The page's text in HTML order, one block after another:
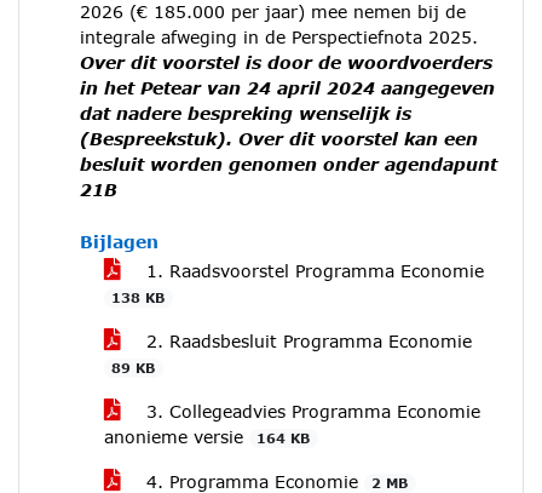
2026 (€ 185.000 per jaar) mee nemen bij de
integrale afweging in de Perspectiefnota 2025.
Over dit voorstel is door de woordvoerders
in het Petear van 24 april 2024 aangegeven
dat nadere bespreking wenselijk is
(Bespreekstuk). Over dit voorstel kan een
besluit worden genomen onder agendapunt
21B
Bijlagen
1. Raadsvoorstel Programma Economie
138 KB
2. Raadsbesluit Programma Economie
89 KB
3. Collegeadvies Programma Economie
anonieme versie
164 KB
4. Programma Economie 2 MB